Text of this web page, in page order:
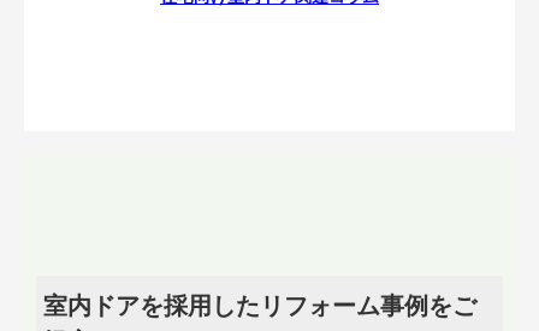
室内ドアを採用したリフォーム事例をご